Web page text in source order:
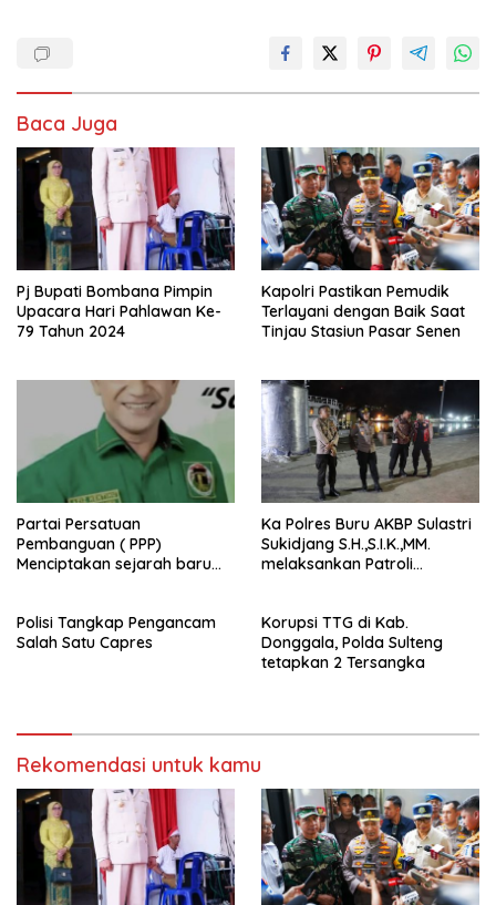
Baca Juga
Pj Bupati Bombana Pimpin
Upacara Hari Pahlawan Ke-
79 Tahun 2024
Kapolri Pastikan Pemudik
Terlayani dengan Baik Saat
Tinjau Stasiun Pasar Senen
Partai Persatuan
Pembanguan ( PPP)
Menciptakan sejarah baru
Buru (Namlea).
Ka Polres Buru AKBP Sulastri
Sukidjang S.H.,S.I.K.,MM.
melaksankan Patroli
Polisi Tangkap Pengancam
Salah Satu Capres
Korupsi TTG di Kab.
Donggala, Polda Sulteng
tetapkan 2 Tersangka
Rekomendasi untuk kamu